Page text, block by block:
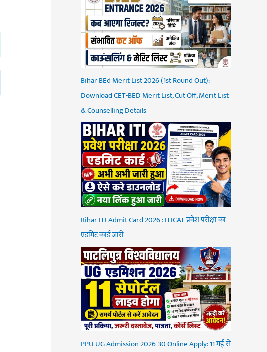
Bihar BEd Merit List 2026 (1st Round Out):
Download CET-BED Merit List, Cut Off, Merit List
& Counselling Details
Bihar ITI Admit Card 2026 : ITICAT प्रवेश परीक्षा का
एडमिट कार्ड जारी
PPU UG Admission 2026-30 Online Apply: 11 मई से